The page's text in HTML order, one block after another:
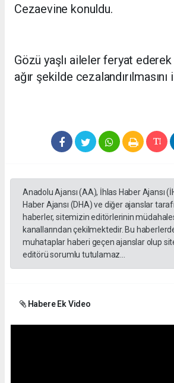
Cezaevine konuldu.
Gözü yaşlı aileler feryat ederek
ağır şekilde cezalandırılmasını
Anadolu Ajansı (AA), İhlas Haber Ajansı
Haber Ajansı (DHA) ve diğer ajanslar
haberler, sitemizin editörlerinin
kanallarından çekilmektedir. Bu
muhataplar haberi geçen ajanslar olup
editörü sorumlu tutulamaz...
Habere Ek Video